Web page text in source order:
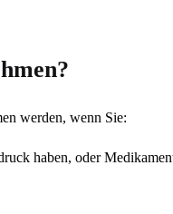
werden, wenn Sie:
haben, oder